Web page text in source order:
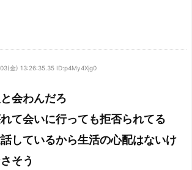
金) 13:26:35.35 ID:p4My4Xjg0
会わんだろ
て会いに行っても拒否られてる
しているから生活の心配はないけ
そう